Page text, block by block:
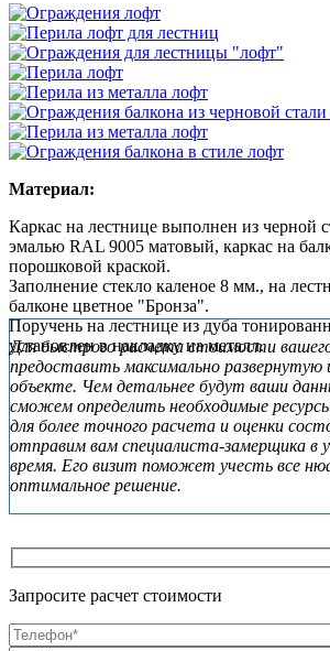
Материал:
Каркас на лестнице выполнен из черной
эмалью RAL 9005 матовый, каркас на
порошковой краской.
Заполнение стекло каленое 8 мм., на
балконе цветное "Бронза".
Поручень на лестнице из дуба
установлен в накладку на металл.
Subsidiary
Sidebar
Для быстрого расчета стоимости
предоставить максимально
объекте. Чем детальнее будут ваши
сможем определить необходимые
для более точного расчета и оценки
отправим вам специалиста-замерщика в
время. Его визит поможет учесть все
оптимальное решение.
Запросите расчет стоимости